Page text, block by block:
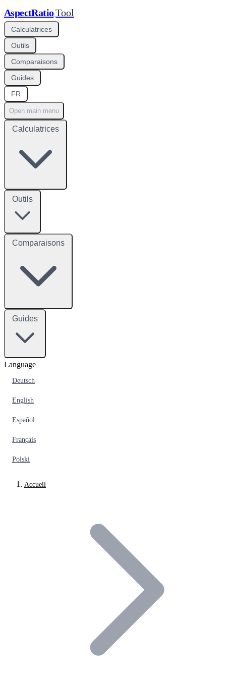
AspectRatioTool
Calculatrices
Outils
Comparaisons
Guides
FR
Open main menu
Calculatrices
Outils
Comparaisons
Guides
Language
Deutsch
English
Español
Français
Polski
Accueil